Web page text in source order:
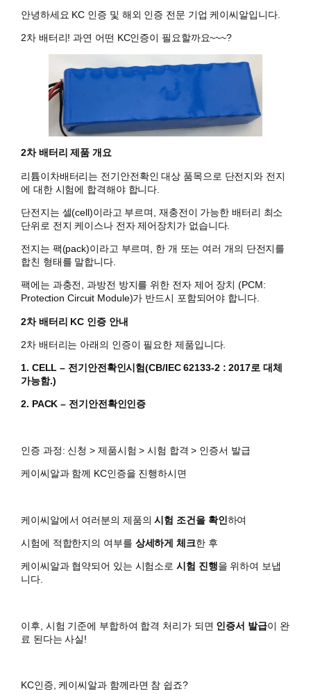
안녕하세요 KC 인증 및 해외 인증 전문 기업 케이씨알입니다.
2차 배터리! 과연 어떤 KC인증이 필요할까요~~~?
2차 배터리 제품 개요
리튬이차배터리는 전기안전확인 대상 품목으로 단전지와 전지
에 대한 시험에 합격해야 합니다.
단전지는 셀(cell)이라고 부르며, 재충전이 가능한 배터리 최소
단위로 전지 케이스나 전자 제어장치가 없습니다.
전지는 팩(pack)이라고 부르며, 한 개 또는 여러 개의 단전지를
합친 형태를 말합니다.
팩에는 과충전, 과방전 방지를 위한 전자 제어 장치 (PCM:
Protection Circuit Module)가 반드시 포함되어야 합니다.
2차 배터리 KC 인증 안내
2차 배터리는 아래의 인증이 필요한 제품입니다.
1. CELL – 전기안전확인시험(CB/IEC 62133-2 : 2017로 대체
가능함.)​
2. PACK – 전기안전확인인증
인증 과정: 신청 > 제품시험 > 시험 합격 > 인증서 발급
케이씨알과 함께 KC인증을 진행하시면
케이씨알에서 여러분의 제품의시험 조건을 확인하여
시험에 적합한지의 여부를 상세하게 체크한 후
케이씨알과 협약되어 있는 시험소로시험 진행을 위하여 보냅
니다.
이후, 시험 기준에 부합하여 합격 처리가 되면 인증서 발급이 완
료 된다는 사실!
KC인증, 케이씨알과 함께라면 참 쉽죠?